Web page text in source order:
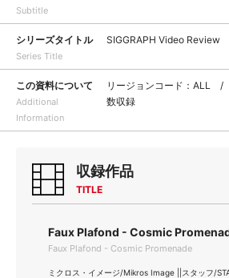
Subtitle
シリーズタイトル
Series Title
SIGGRAPH Video Review
この資料について
Additional
Information
リージョンコード：ALL /
数収録
収録作品
TITLE
Faux Plafond - Cosmic
Faux Plafond - Cosmic Promenade
ミクロス・イメージ/Mikros Image ||スタッフ/